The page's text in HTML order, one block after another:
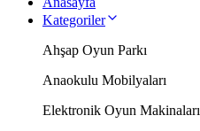
Kategoriler
Ahşap Oyun Parkı
Anaokulu Mobilyaları
Elektronik Oyun Makinaları